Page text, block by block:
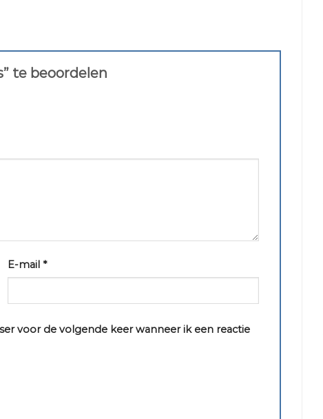
te beoordelen
E-mail *
voor de volgende keer wanneer ik een reactie